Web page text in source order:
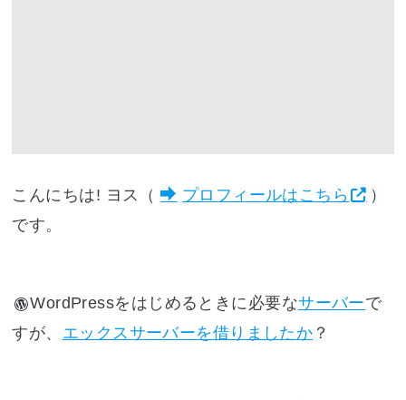
こんにちは! ヨス（ プロフィールはこちら
）
です。
WordPressをはじめるときに必要なサーバーで
すが、 エックスサーバーを借りましたか ？